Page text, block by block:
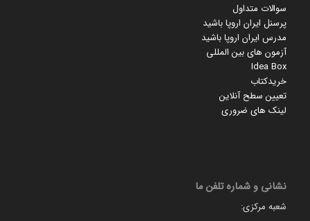
سوالات متداول
پرسنل ایران اروپا باشید
مدرس ایران اروپا باشید
آزمون های بین المللی
Idea Box
خریدکتاب
تعیین سطح آنلاین
لینک های ضروری
نشانی و شماره تلفن ما
شعبه مرکزی: